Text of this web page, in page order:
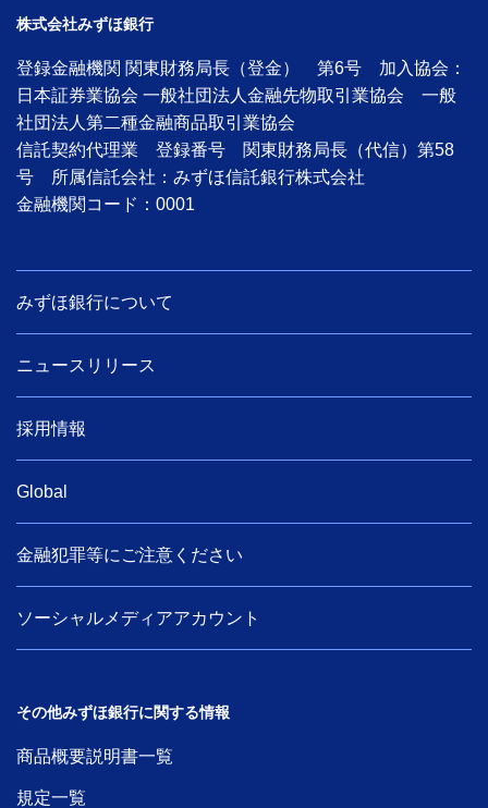
株式会社みずほ銀行
登録金融機関 関東財務局長（登金） 第6号 加入協会：
日本証券業協会 一般社団法人金融先物取引業協会 一般
社団法人第二種金融商品取引業協会
信託契約代理業 登録番号 関東財務局長（代信）第58
号 所属信託会社：みずほ信託銀行株式会社
金融機関コード：0001
みずほ銀行について
ニュースリリース
採用情報
Global
金融犯罪等にご注意ください
ソーシャルメディアアカウント
その他みずほ銀行に関する情報
商品概要説明書一覧
規定一覧